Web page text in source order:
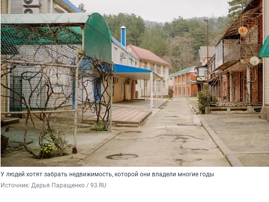
У людей хотят забрать недвижимость, которой они владели многие годы
Источник: Дарья Паращенко / 93.RU